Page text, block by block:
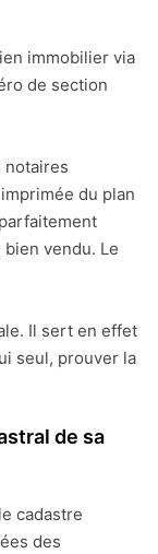
immobilier via
de section
notaires
du plan
vendu. Le
Il sert en effet
seul, prouver la
de sa
cadastre
des